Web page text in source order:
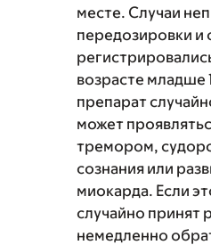
месте. Случаи
передозировки и
возрасте младше
препарат
может
тремором,
сознания или
миокарда. Если
случайно принят
немедленно